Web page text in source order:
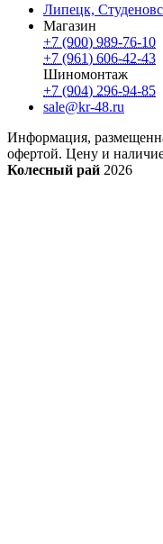
Липецк,
Магазин
+7 (900) 989-76-10
+7 (961) 606-42-43
Шиномонтаж
+7 (904) 296-94-85
sale@kr-48.ru
Информация,
офертой. Цену и
Колесный рай 2026